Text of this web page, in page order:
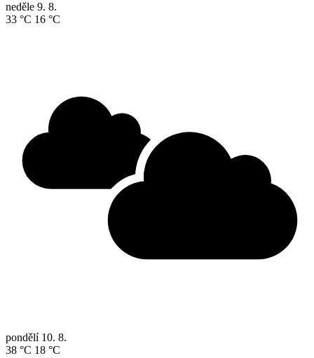
neděle 9. 8.
33 °C 16 °C
pondělí 10. 8.
38 °C 18 °C